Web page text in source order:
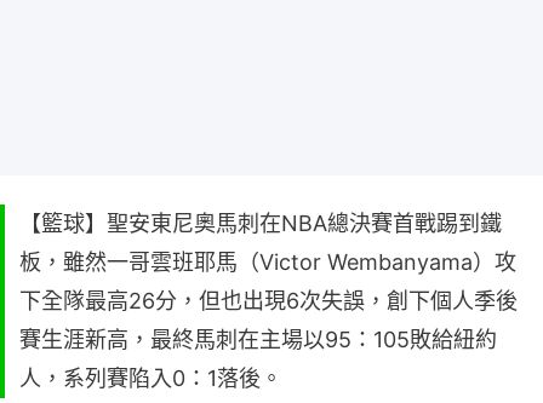
【籃球】聖安東尼奧馬刺在NBA總決賽首戰踢到鐵
板，雖然一哥雲班耶馬（Victor Wembanyama）攻
下全隊最高26分，但也出現6次失誤，創下個人季後
賽生涯新高，最終馬刺在主場以95：105敗給紐約
人，系列賽陷入0：1落後。